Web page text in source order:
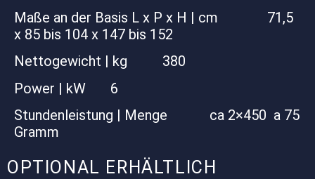
Maße an der Basis L x P x H | cm 71,5
x 85 bis 104 x 147 bis 152
Nettogewicht | kg 380
Power | kW 6
Stundenleistung | Menge ca 2×450 a 75
Gramm
OPTIONAL ERHÄLTLICH